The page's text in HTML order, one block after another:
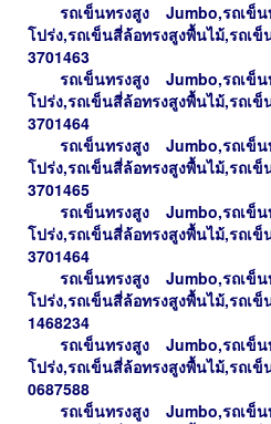
รถเข็นทรงสูง Jumbo,รถเข็น
โปร่ง,รถเข็นสี่ล้อทรงสูงพื้นไม้,
3701463
รถเข็นทรงสูงJumbo,รถเข็
โปร่ง,รถเข็นสี่ล้อทรงสูงพื้นไม้,
3701464
รถเข็นทรงสูงJumbo,รถเข็
โปร่ง,รถเข็นสี่ล้อทรงสูงพื้นไม้,รถ
3701465
รถเข็นทรงสูงJumbo,รถเข็
โปร่ง,รถเข็นสี่ล้อทรงสูงพื้นไม้,รถ
3701464
รถเข็นทรงสูง
Jumbo,รถเข็
โปร่ง,รถเข็นสี่ล้อทรงสูงพื้นไม้,รถ
1468234
รถเข็นทรงสูง
Jumbo,รถเข็
โปร่ง,รถเข็นสี่ล้อทรงสูงพื้นไม้,
0687588
รถเข็นทรงสูง
Jumbo,รถเข็